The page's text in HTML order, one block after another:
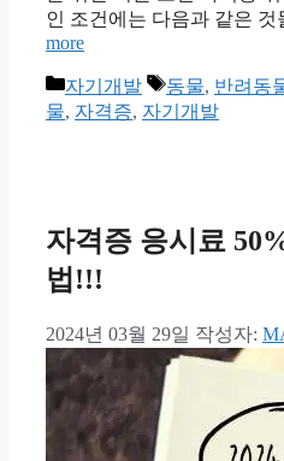
인 조건에는 다음과 같은
more
카
테
자기개발
태
그
동물, 반려동
물, 자격증, 자기개발
자격증 응시료
법!!!
2024년 03월 29일 작성자: